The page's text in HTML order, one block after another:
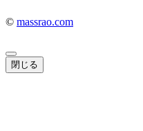
© massrao.com
閉じる